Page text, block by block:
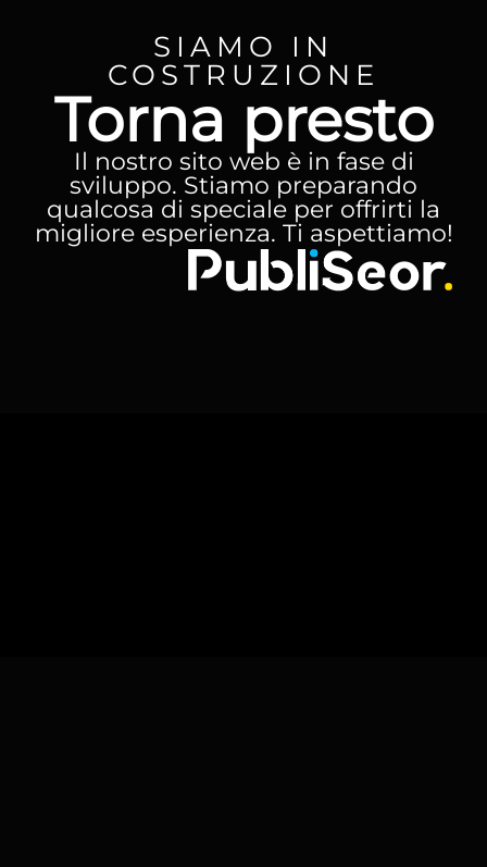
SIAMO IN
COSTRUZIONE
Torna presto
Il nostro sito web è in fase di
sviluppo. Stiamo preparando
qualcosa di speciale per offrirti la
migliore esperienza. Ti aspettiamo!